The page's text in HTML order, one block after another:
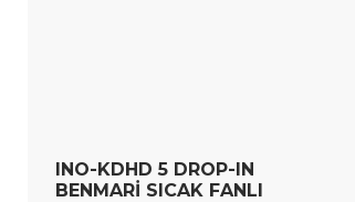
INO-KDHD 5 DROP-IN
BENMARİ SICAK FANLI